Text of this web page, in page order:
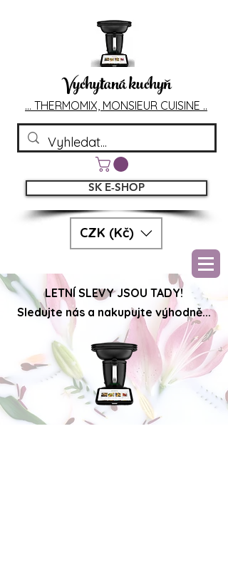
Vychytaná kuchyň
... THERMOMIX, MONSIEUR CUISINE ..
CZK (Kč)
SK E-SHOP
LETNÍ SLEVY JSOU TADY!
Sledujte nás a nakupujte výhodně...